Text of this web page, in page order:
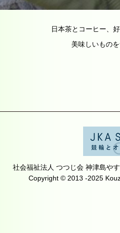
日本茶とコーヒー、
美味しいもの
社会福祉法人 つつじ会 神津島や
Copyright © 2013 -2025